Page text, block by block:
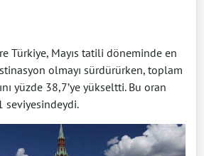
Türkiye, Mayıs tatili döneminde en
olmayı sürdürürken, toplam
yüzde 38,7’ye yükseltti. Bu oran
seviyesindeydi.